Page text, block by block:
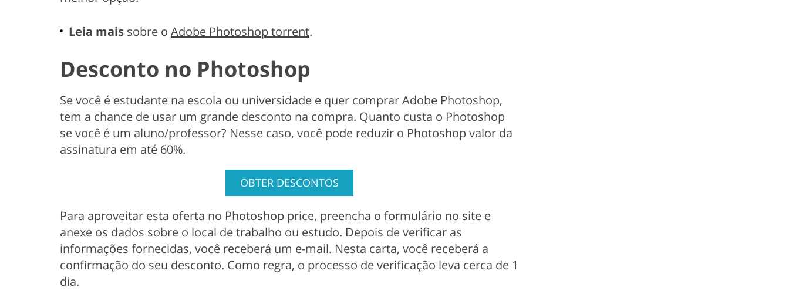
Leia mais sobre o Adobe Photoshop torrent.
Desconto no Photoshop
Se você é estudante na escola ou universidade e quer comprar Adobe Photoshop,
tem a chance de usar um grande desconto na compra. Quanto custa o Photoshop
se você é um aluno/professor? Nesse caso, você pode reduzir o Photoshop valor da
assinatura em até 60%.
OBTER DESCONTOS
Para aproveitar esta oferta no Photoshop price, preencha o formulário no site e
anexe os dados sobre o local de trabalho ou estudo. Depois de verificar as
informações fornecidas, você receberá um e-mail. Nesta carta, você receberá a
confirmação do seu desconto. Como regra, o processo de verificação leva cerca de 1
dia.